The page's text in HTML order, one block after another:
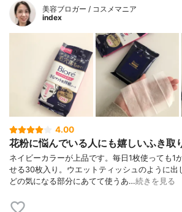
美容ブロガー / コスメマニア
index
4.00
花粉に悩んでいる人にも嬉しいふき取
ネイビーカラーが上品です。毎日1枚使っても1
せる30枚入り。ウエットティッシュのように出
どの気になる部分にあてて使うあ…続きを見る